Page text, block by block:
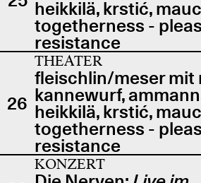
heikkilä, krstić,
togetherness -
resistance
26
THEATER
fleischlin/meser mit
kannewurf,
heikkilä, krstić,
togetherness -
resistance
KONZERT